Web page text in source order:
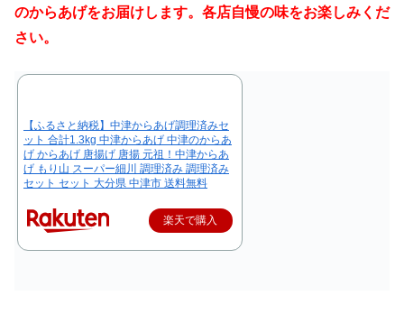
のからあげをお届けします。各店自慢の味をお楽しみくだ
さい。
【ふるさと納税】中津からあげ調理済みセ
ット 合計1.3kg 中津からあげ 中津のからあ
げ からあげ 唐揚げ 唐揚 元祖！中津からあ
げ もり山 スーパー細川 調理済み 調理済み
セット セット 大分県 中津市 送料無料
楽天で購入